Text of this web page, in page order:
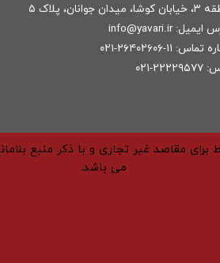
جوانان، پلاک ۵
ایمیل: info@yavari.ir
تماس: ۱۱-۲۶۴۰۲۶۰۶-۰۲۱
۰۲۱
مقاصد غیر تجاری و با ذکر منبع
می باشد.